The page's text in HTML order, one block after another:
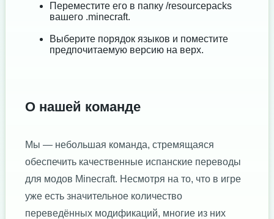
Переместите его в папку /resourcepacks
вашего .minecraft.
Выберите порядок языков и поместите
предпочитаемую версию на верх.
О нашей команде
Мы — небольшая команда, стремящаяся
обеспечить качественные испанские переводы
для модов Minecraft. Несмотря на то, что в игре
уже есть значительное количество
переведённых модификаций, многие из них